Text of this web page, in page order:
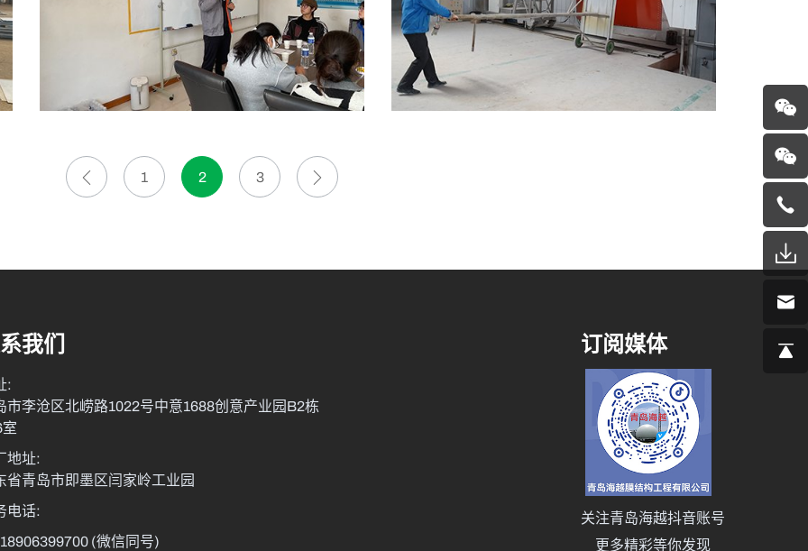
1 2 3
我们
:
市李沧区北崂路1022号中意1688创意产业园B2栋
地址:
省青岛市即墨区闫家岭工业园
电话:
(微信同号)
订阅媒体
关注青岛海越抖音账号
更多精彩等你发现